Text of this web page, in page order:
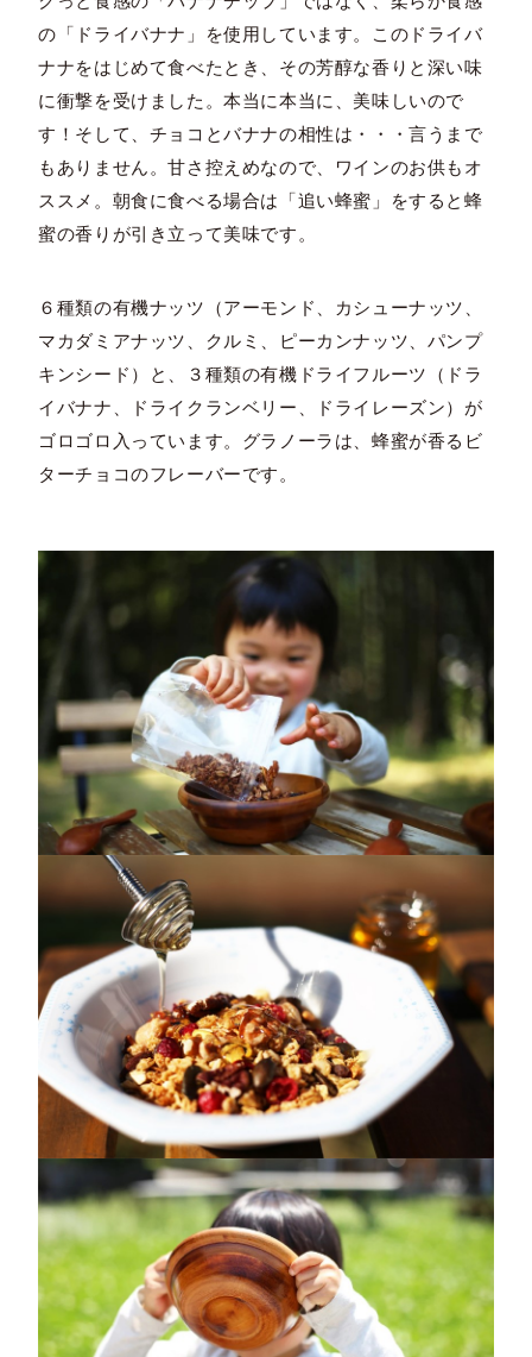
の「ドライバナナ」を使用しています。このドライバ
ナナをはじめて食べたとき、その芳醇な香りと深い味
に衝撃を受けました。本当に本当に、美味しいので
す！そして、チョコとバナナの相性は・・・言うまで
もありません。甘さ控えめなので、ワインのお供もオ
ススメ。朝食に食べる場合は「追い蜂蜜」をすると蜂
蜜の香りが引き立って美味です。
６種類の有機ナッツ（アーモンド、カシューナッツ、
マカダミアナッツ、クルミ、ピーカンナッツ、パンプ
キンシード）と、３種類の有機ドライフルーツ（ドラ
イバナナ、ドライクランベリー、ドライレーズン）が
ゴロゴロ入っています。グラノーラは、蜂蜜が香るビ
ターチョコのフレーバーです。